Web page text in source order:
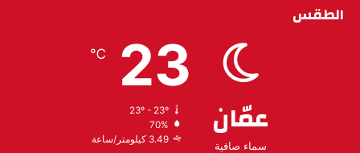
الطقس
عمّان
سماء صافية
23
℃
23º - 23º
70%
3.49 كيلومتر/ساعة